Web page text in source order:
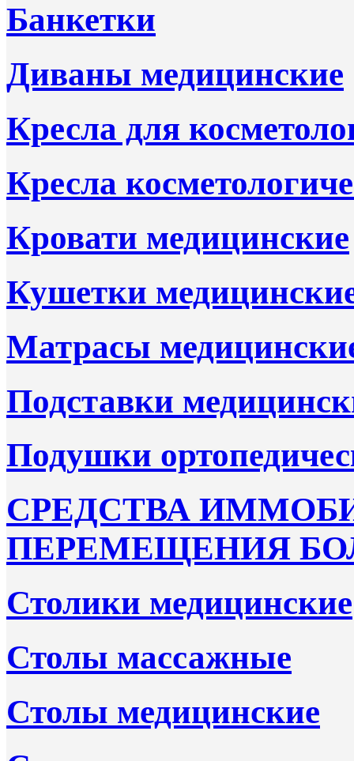
Банкетки
Диваны медицинские
Кресла для
Кресла
Кровати медицинские
Кушетки
Матрасы
Подставки
Подушки
СРЕДСТВА
ПЕРЕМЕЩЕНИЯ
Столики медицинские
Столы массажные
Столы медицинские